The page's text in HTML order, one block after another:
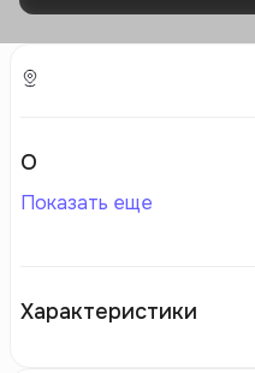
О
Показать еще
Характеристики